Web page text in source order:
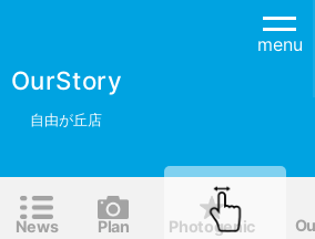
menu
OurStory
自由が丘店
News Plan Photogenic